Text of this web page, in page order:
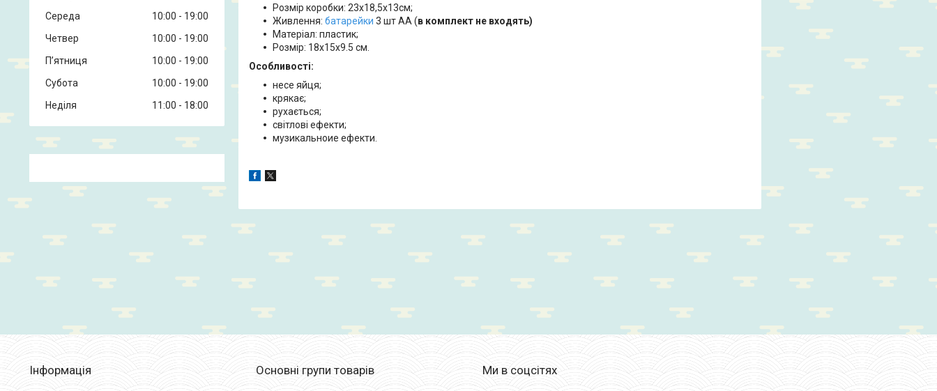
Розмір коробки: 23х18,5х13см;
Живлення: батарейки 3 шт АА (в комплект не входять)
Матеріал: пластик;
Розмір: 18х15x9.5 см.
Особливості:
несе яйця;
крякає;
рухається;
світлові ефекти;
музикальноие ефекти.
Середа
10:00
19:00
Четвер
10:00
19:00
Пʼятниця
10:00
19:00
Субота
10:00
19:00
Неділя
11:00 18:00
Інформація Основні групи товарів Ми в соцсітях